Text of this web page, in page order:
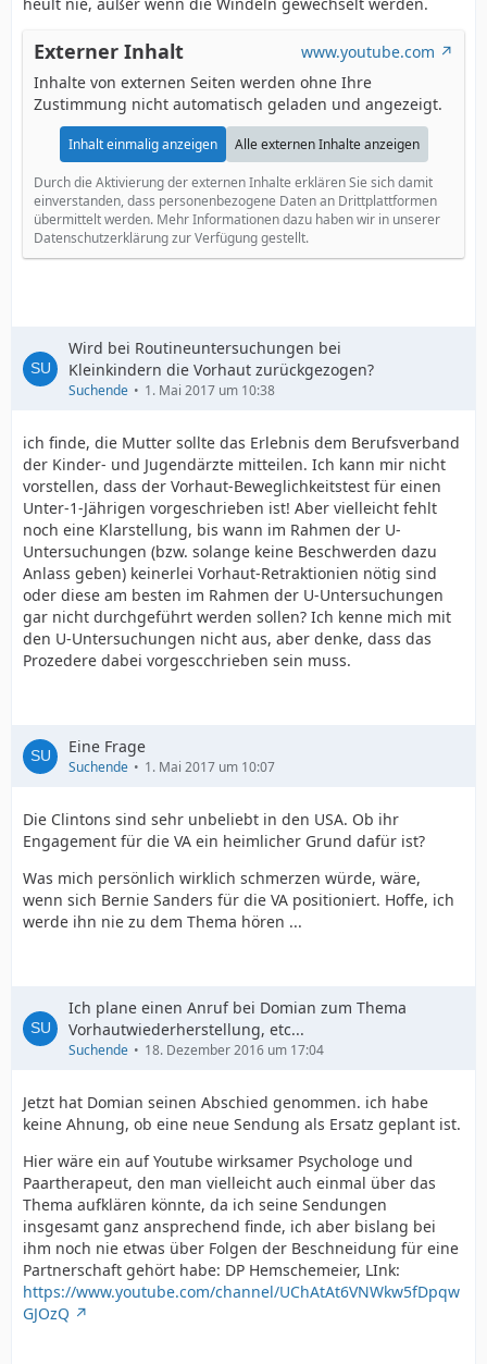
Externer Inhalt
www.youtube.com
Inhalte von externen Seiten werden ohne Ihre
Zustimmung nicht automatisch geladen und angezeigt.
Inhalt einmalig anzeigen Alle externen Inhalte anzeigen
Durch die Aktivierung der externen Inhalte erklären Sie sich damit
einverstanden, dass personenbezogene Daten an Drittplattformen
übermittelt werden. Mehr Informationen dazu haben wir in unserer
Datenschutzerklärung zur Verfügung gestellt.
Wird bei Routineuntersuchungen bei
Kleinkindern die Vorhaut zurückgezogen?
Suchende 1. Mai 2017 um 10:38
ich finde, die Mutter sollte das Erlebnis dem Berufsverband
der Kinder- und Jugendärzte mitteilen. Ich kann mir nicht
vorstellen, dass der Vorhaut-Beweglichkeitstest für einen
Unter-1-Jährigen vorgeschrieben ist! Aber vielleicht fehlt
noch eine Klarstellung, bis wann im Rahmen der U-
Untersuchungen (bzw. solange keine Beschwerden dazu
Anlass geben) keinerlei Vorhaut-Retraktionien nötig sind
oder diese am besten im Rahmen der U-Untersuchungen
gar nicht durchgeführt werden sollen? Ich kenne mich mit
den U-Untersuchungen nicht aus, aber denke, dass das
Prozedere dabei vorgescchrieben sein muss.
Eine Frage
Suchende 1. Mai 2017 um 10:07
Die Clintons sind sehr unbeliebt in den USA. Ob ihr
Engagement für die VA ein heimlicher Grund dafür ist?
Was mich persönlich wirklich schmerzen würde, wäre,
wenn sich Bernie Sanders für die VA positioniert. Hoffe, ich
werde ihn nie zu dem Thema hören ...
Ich plane einen Anruf bei Domian zum Thema
Vorhautwiederherstellung, etc...
Suchende 18. Dezember 2016 um 17:04
Jetzt hat Domian seinen Abschied genommen. ich habe
keine Ahnung, ob eine neue Sendung als Ersatz geplant ist.
Hier wäre ein auf Youtube wirksamer Psychologe und
Paartherapeut, den man vielleicht auch einmal über das
Thema aufklären könnte, da ich seine Sendungen
insgesamt ganz ansprechend finde, ich aber bislang bei
ihm noch nie etwas über Folgen der Beschneidung für eine
Partnerschaft gehört habe: DP Hemschemeier, LInk:
https://www.youtube.com/channel/UChAtAt6VNWkw5fDpqw
GJOzQ